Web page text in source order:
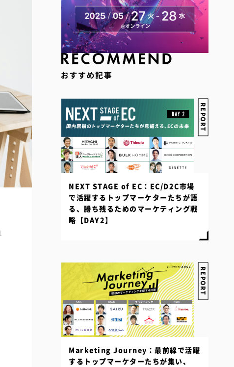
REPORT
Marketing Journey：最前線で活躍
するトップマーケターたちが集い、
REPORT
NEXT STAGE of EC：EC/D2C市場
で活躍するトップマーケターたちが語
る、勝ち残るためのマーケティング戦
略【DAY2】